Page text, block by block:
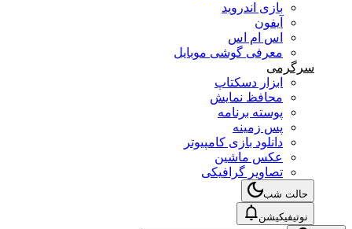
بازی اندروید
آیفون
اس ام اس
معرفی گوشی موبایل
سرگرمی
ابزار دسکتاپ
محافظ نمایش
پوسته برنامه
پس زمینه
دانلود بازی کامپیوتر
عکس ماشین
تصاویر گرافیکی
حالت شب
نوتیفیکیشن